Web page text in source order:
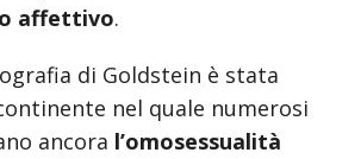
affettivo.
di Goldstein è stata
nel quale numerosi
ancora l’omosessualità